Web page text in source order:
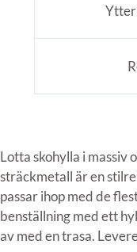
Lotta skohylla i massiv
sträckmetall är en
passar ihop med de
benställning med ett
av med en trasa.